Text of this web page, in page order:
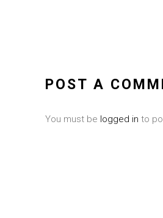
POST A
You must be logged in to